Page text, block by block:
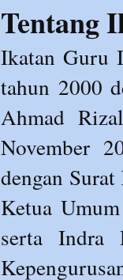
Tentang
Ikatan Guru
tahun 2000
Ahmad
November
dengan
Ketua
serta Indra